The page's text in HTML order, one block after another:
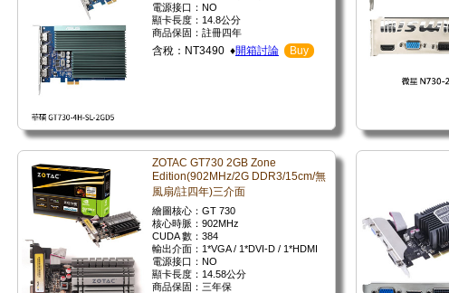
電源接口：NO
顯卡長度：14.8公分
商品保固：註冊四年
含稅：NT3490 ♦開箱討論 Buy
ZOTAC GT730 2GB Zone
Edition(902MHz/2G DDR3/15cm/無
風扇/註四年)三介面
繪圖核心：GT 730
核心時脈：902MHz
CUDA 數：384
輸出介面：1*VGA / 1*DVI-D / 1*HDMI
電源接口：NO
顯卡長度：14.58公分
商品保固：三年保